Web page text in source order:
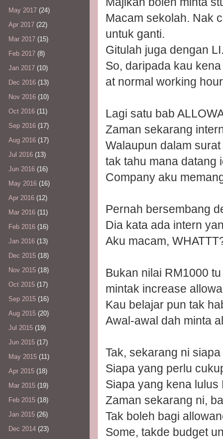
Macam sekolah. Nak
untuk ganti.
Gitulah juga dengan
So, daripada kau
at normal working
Lagi satu bab
Zaman sekarang
Walaupun dalam
tak tahu mana datang
Company aku
Pernah bersembang
Dia kata ada intern
Aku macam,
Bukan nilai RM1000
mintak increase
Kau belajar pun tak
Awal-awal dah minta
Tak, sekarang ni
Siapa yang perlu
Siapa yang kena lulus
Zaman sekarang ni,
Tak boleh bagi
Some, takde budget
May 2017 (24)
Apr 2017 (22)
Mar 2017 (15)
Feb 2017 (8)
Jan 2017 (10)
Dec 2016 (13)
Nov 2016 (10)
Oct 2016 (11)
Sep 2016 (17)
Aug 2016 (17)
Jul 2016 (13)
Jun 2016 (16)
May 2016 (16)
Apr 2016 (12)
Mar 2016 (11)
Feb 2016 (16)
Jan 2016 (13)
Dec 2015 (18)
Nov 2015 (18)
Oct 2015 (17)
Sep 2015 (16)
Aug 2015 (20)
Jul 2015 (19)
Jun 2015 (17)
May 2015 (11)
Apr 2015 (18)
Mar 2015 (19)
Feb 2015 (18)
Jan 2015 (26)
Dec 2014 (23)